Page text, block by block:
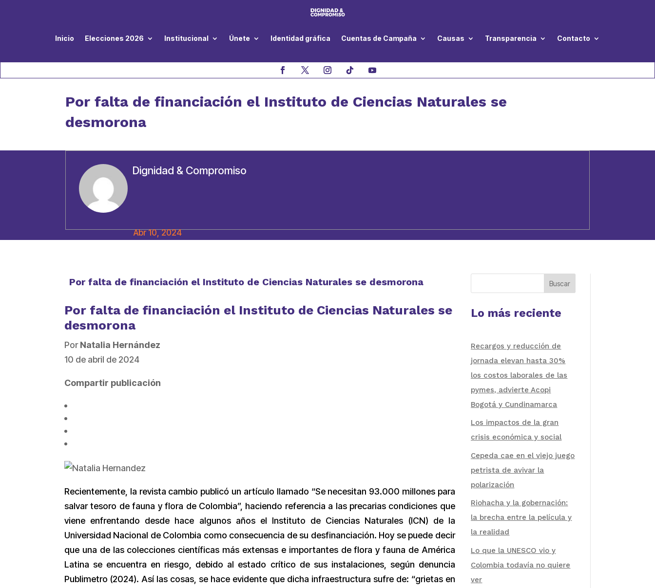
Inicio Elecciones 2026 Institucional Únete Identidad gráfica Cuentas de Campaña Causas Transparencia Contacto
Por falta de financiación el Instituto de Ciencias Naturales se
desmorona
Dignidad & Compromiso
Abr 10, 2024
Por falta de financiación el Instituto de Ciencias Naturales se desmorona
Por falta de financiación el Instituto de Ciencias Naturales se
desmorona
PorNatalia Hernández
10 de abril de 2024
Compartir publicación
Recientemente, la revista cambio publicó un artículo llamado “Se necesitan 93.000 millones para
salvar tesoro de fauna y flora de Colombia”, haciendo referencia a las precarias condiciones que
viene enfrentando desde hace algunos años el Instituto de Ciencias Naturales (ICN) de la
Universidad Nacional de Colombia como consecuencia de su desfinanciación. Hoy se puede decir
que una de las colecciones científicas más extensas e importantes de flora y fauna de América
Latina se encuentra en riesgo, debido al estado crítico de sus instalaciones, según denuncia
Publimetro (2024). Así las cosas, se hace evidente que dicha infraestructura sufre de: “grietas en
Buscar
Lo más reciente
Recargos y reducción de
jornada elevan hasta 30%
los costos laborales de las
pymes, advierte Acopi
Bogotá y Cundinamarca
Los impactos de la gran
crisis económica y social
Cepeda cae en el viejo juego
petrista de avivar la
polarización
Riohacha y la gobernación:
la brecha entre la película y
la realidad
Lo que la UNESCO vio y
Colombia todavía no quiere
ver